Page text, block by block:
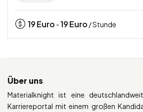
19Euro -19Euro / Stunde
Über uns
Materialknight ist eine
Karriereportal mit einem großen